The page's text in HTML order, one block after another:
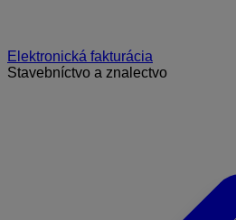
Elektronická fakturácia
Stavebníctvo a znalectvo